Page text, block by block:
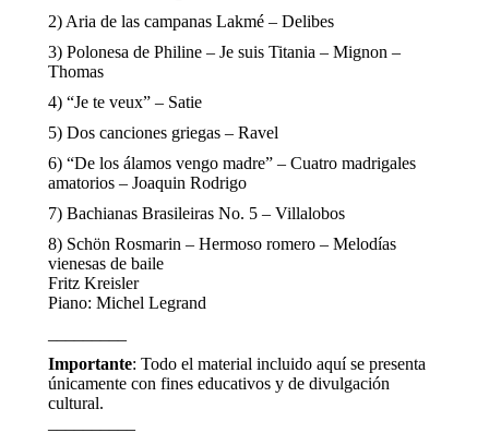
2) Aria de las campanas Lakmé – Delibes
3) Polonesa de Philine – Je suis Titania – Mignon –
Thomas
4) “Je te veux” – Satie
5) Dos canciones griegas – Ravel
6) “De los álamos vengo madre” – Cuatro madrigales
amatorios – Joaquin Rodrigo
7) Bachianas Brasileiras No. 5 – Villalobos
8) Schön Rosmarin – Hermoso romero – Melodías
vienesas de baile
Fritz Kreisler
Piano: Michel Legrand
Importante: Todo el material incluido aquí se presenta
únicamente con fines educativos y de divulgación
cultural.